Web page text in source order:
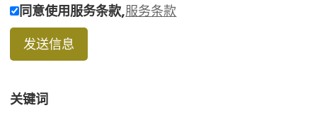
同意使用服务条款,服务条款
发送信息
关键词